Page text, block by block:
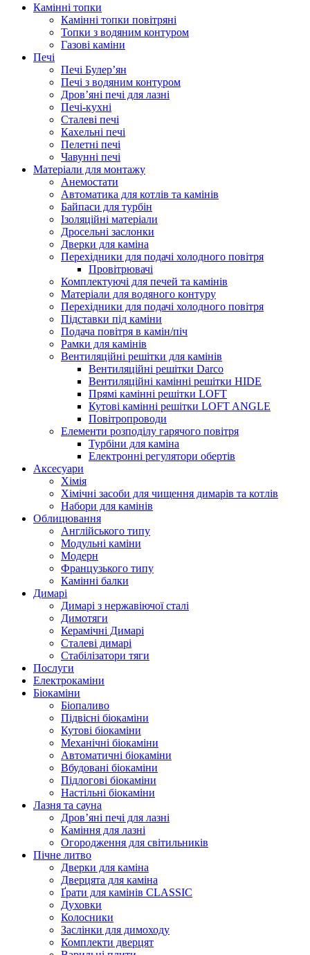
Камінні топки
Камінні топки повітряні
Топки з водяним контуром
Газові каміни
Печі
Печі Булер’ян
Печі з водяним контуром
Дров’яні печі для лазні
Печі-кухні
Сталеві печі
Кахельні печі
Пелетні печі
Чавунні печі
Матеріали для монтажу
Анемостати
Автоматика для котлів та камінів
Байпаси для турбін
Ізоляційні матеріали
Дросельні заслонки
Дверки для каміна
Перехідники для подачі холодного повітря
Провітрювачі
Комплектуючі для печей та камінів
Матеріали для водяного контуру
Перехідники для подачі холодного повітря
Підставки під каміни
Подача повітря в камін/піч
Рамки для камінів
Вентиляційні решітки для камінів
Вентиляційні решітки Darco
Вентиляційні камінні решітки HIDE
Прямі камінні решітки LOFT
Кутові камінні решітки LOFT ANGLE
Повітропроводи
Елементи розподілу гарячого повітря
Турбіни для каміна
Електронні регулятори обертів
Аксесуари
Хімія
Хімічні засоби для чищення димарів та котлів
Набори для камінів
Облицювання
Англійського типу
Модульні каміни
Модерн
Французького типу
Камінні балки
Димарі
Димарі з нержавіючої сталі
Димотяги
Керамічні Димарі
Сталеві димарі
Стабілізатори тяги
Послуги
Електрокаміни
Біокаміни
Біопаливо
Підвісні біокаміни
Кутові біокаміни
Механічні біокаміни
Автоматичні біокаміни
Вбудовані біокаміни
Підлогові біокаміни
Настільні біокаміни
Лазня та сауна
Дров’яні печі для лазні
Каміння для лазні
Огородження для світильників
Пічне литво
Дверки для каміна
Дверцята для каміна
Ґрати для камінів CLASSIC
Духовки
Колосники
Заслінки для димоходу
Комплекти дверцят